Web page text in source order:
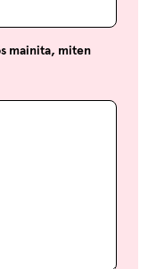
mainita, miten